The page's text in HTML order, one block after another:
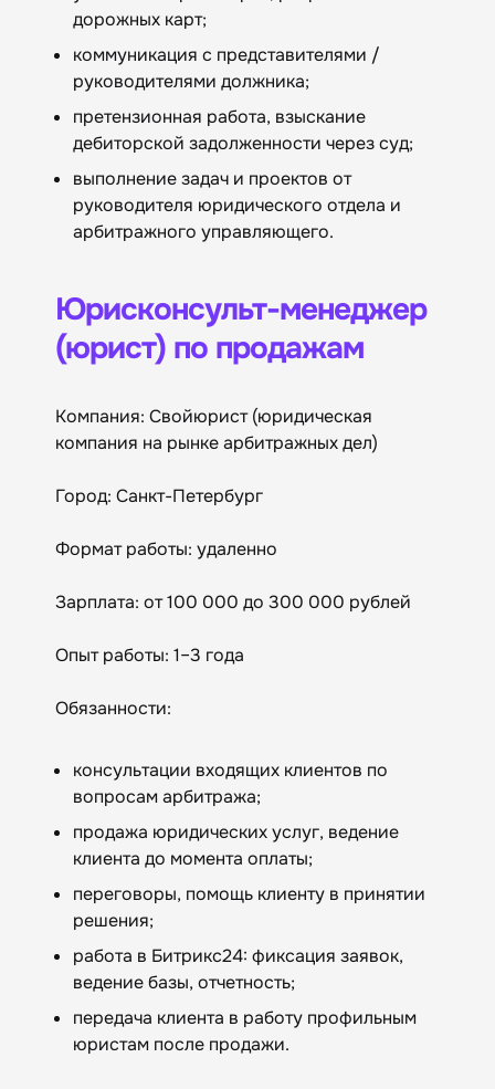
дорожных карт;
коммуникация с представителями /
руководителями должника;
претензионная работа, взыскание
дебиторской задолженности через суд;
выполнение задач и проектов от
руководителя юридического отдела и
арбитражного управляющего.
Юрисконсульт-менеджер
(юрист) по продажам
Компания: Свойюрист (юридическая
компания на рынке арбитражных дел)
Город: Санкт-Петербург
Формат работы: удаленно
Зарплата: от 100 000 до 300 000 рублей
Опыт работы: 1–3 года
Обязанности:
консультации входящих клиентов по
вопросам арбитража;
продажа юридических услуг, ведение
клиента до момента оплаты;
переговоры, помощь клиенту в принятии
решения;
работа в Битрикс24: фиксация заявок,
ведение базы, отчетность;
передача клиента в работу профильным
юристам после продажи.